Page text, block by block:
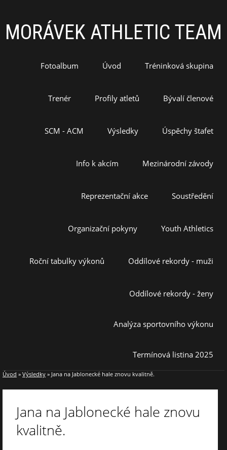
MORÁVEK ATHLETIC TEAM
Fotoalbum Úvod Tréninková skupina
Trenér Profily atletů Bývalí členové
SCM - ACM Výsledky Úspěchy štafet
Info k akcím Mezinárodní závody
Reprezentační akce Soustředění
Organizační pokyny Youth Athletics
Roční tabulky výkonů Oddílové rekordy - muži
Oddílové rekordy - ženy
Analýza sportovního výkonu
Termínová listina 2025
Úvod » Výsledky » Jana na Jablonecké hale znovu kvalitně.
Jana na Jablonecké hale znovu
kvalitně.